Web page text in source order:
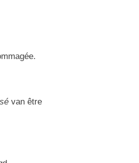
van être